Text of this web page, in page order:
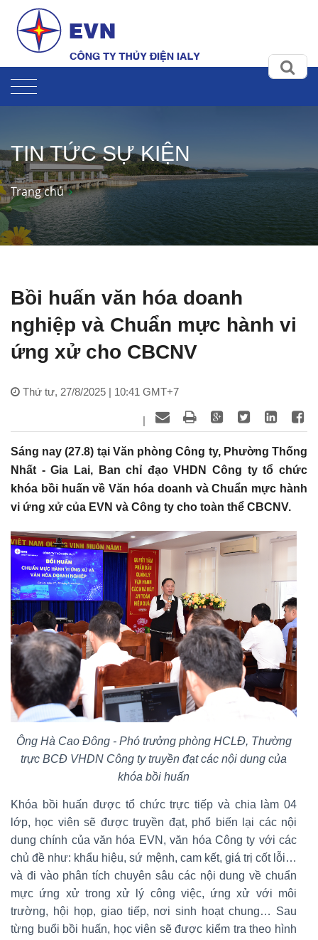
TIN TỨC SỰ KIỆN
Trang chủ
Bồi huấn văn hóa doanh
nghiệp và Chuẩn mực hành vi
ứng xử cho CBCNV
Thứ tư, 27/8/2025 | 10:41 GMT+7
|
Sáng nay (27.8) tại Văn phòng Công ty, Phường Thống
Nhất - Gia Lai, Ban chỉ đạo VHDN Công ty tổ chức
khóa bồi huấn về Văn hóa doanh và Chuẩn mực hành
vi ứng xử của EVN và Công ty cho toàn thể CBCNV.
Ông Hà Cao Đông - Phó trưởng phòng HCLĐ, Thường
trực BCĐ VHDN Công ty truyền đạt các nội dung của
khóa bồi huấn
Khóa bồi huấn được tổ chức trực tiếp và chia làm 04
lớp, học viên sẽ được truyền đạt, phổ biến lại các nội
dung chính của văn hóa EVN, văn hóa Công ty với các
chủ đề như: khẩu hiệu, sứ mệnh, cam kết, giá trị cốt lỗi…
và đi vào phân tích chuyên sâu các nội dung về chuẩn
mực ứng xử trong xử lý công việc, ứng xử với môi
trường, hội họp, giao tiếp, nơi sinh hoạt chung… Sau
từng buổi bồi huấn, học viên sẽ được kiểm tra theo hình